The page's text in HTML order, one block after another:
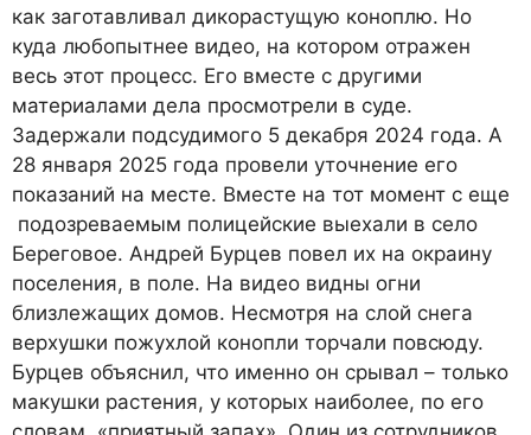
как заготавливал дикорастущую коноплю. Но
куда любопытнее видео, на котором отражен
весь этот процесс. Его вместе с другими
материалами дела просмотрели в суде.
Задержали подсудимого 5 декабря 2024 года. А
28 января 2025 года провели уточнение его
показаний на месте. Вместе на тот момент с еще
подозреваемым полицейские выехали в село
Береговое. Андрей Бурцев повел их на окраину
поселения, в поле. На видео видны огни
близлежащих домов. Несмотря на слой снега
верхушки пожухлой конопли торчали повсюду.
Бурцев объяснил, что именно он срывал – только
макушки растения, у которых наиболее, по его